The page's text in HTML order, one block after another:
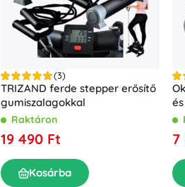
(3)
TRIZAND ferde stepper erősítő
gumiszalagokkal
Raktáron
19 490 Ft
Kosárba
7